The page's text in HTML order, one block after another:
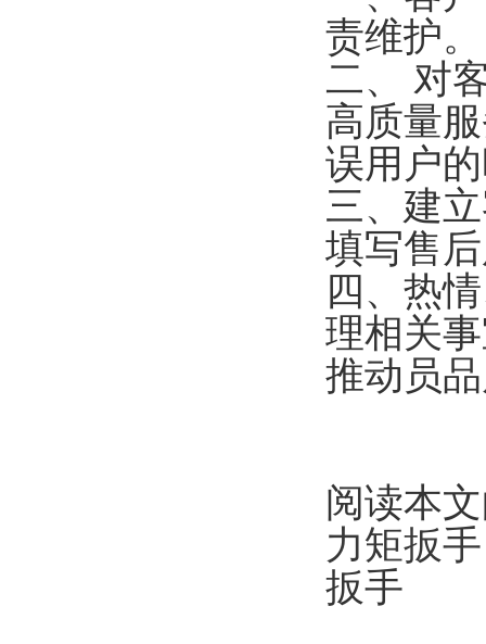
责维护。
二、 对
高质量
误用户
三、建
填写售
四、热
理相关
推动员
阅读本
力矩扳
扳手